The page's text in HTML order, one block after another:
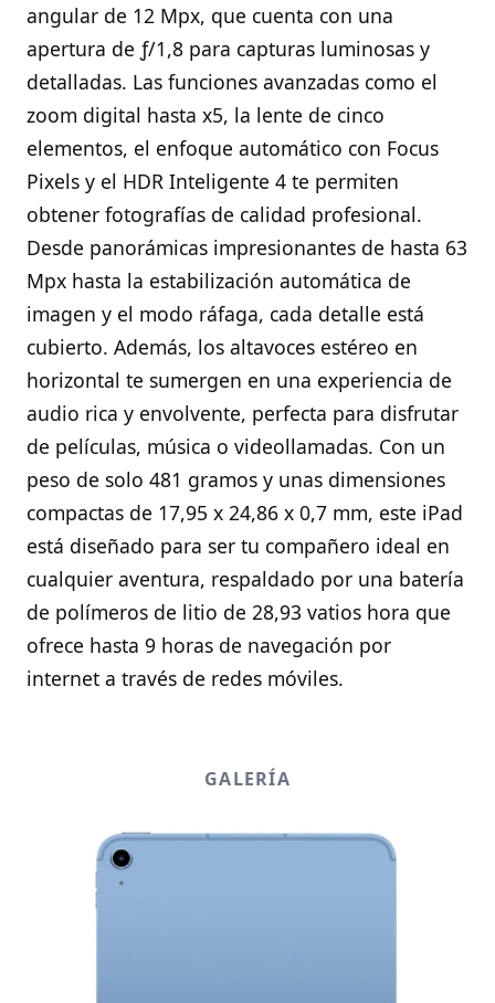
angular de 12 Mpx, que cuenta con una
apertura de ƒ/1,8 para capturas luminosas y
detalladas. Las funciones avanzadas como el
zoom digital hasta x5, la lente de cinco
elementos, el enfoque automático con Focus
Pixels y el HDR Inteligente 4 te permiten
obtener fotografías de calidad profesional.
Desde panorámicas impresionantes de hasta 63
Mpx hasta la estabilización automática de
imagen y el modo ráfaga, cada detalle está
cubierto. Además, los altavoces estéreo en
horizontal te sumergen en una experiencia de
audio rica y envolvente, perfecta para disfrutar
de películas, música o videollamadas. Con un
peso de solo 481 gramos y unas dimensiones
compactas de 17,95 x 24,86 x 0,7 mm, este iPad
está diseñado para ser tu compañero ideal en
cualquier aventura, respaldado por una batería
de polímeros de litio de 28,93 vatios hora que
ofrece hasta 9 horas de navegación por
internet a través de redes móviles.
GALERÍA